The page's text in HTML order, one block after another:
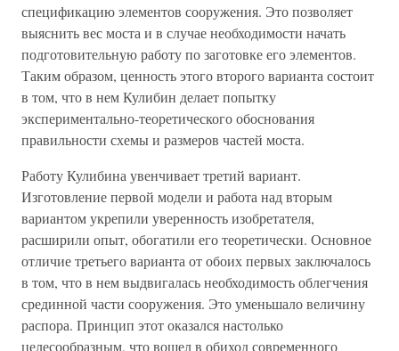
спецификацию элементов сооружения. Это позволяет
выяснить вес моста и в случае необходимости начать
подготовительную работу по заготовке его элементов.
Таким образом, ценность этого второго варианта состоит
в том, что в нем Кулибин делает попытку
экспериментально-теоретического обоснования
правильности схемы и размеров частей моста.
Работу Кулибина увенчивает третий вариант.
Изготовление первой модели и работа над вторым
вариантом укрепили уверенность изобретателя,
расширили опыт, обогатили его теоретически. Основное
отличие третьего варианта от обоих первых заключалось
в том, что в нем выдвигалась необходимость облегчения
срединной части сооружения. Это уменьшало величину
распора. Принцип этот оказался настолько
целесообразным, что вошел в обиход современного